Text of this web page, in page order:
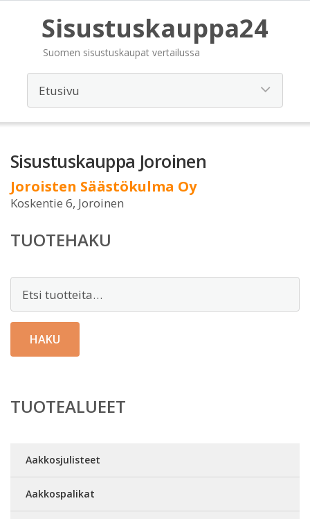
Sisustuskauppa24
Suomen sisustuskaupat vertailussa
Sisustuskauppa Joroinen
Joroisten Säästökulma Oy
Koskentie 6, Joroinen
TUOTEHAKU
HAKU
TUOTEALUEET
Aakkosjulisteet
Aakkospalikat